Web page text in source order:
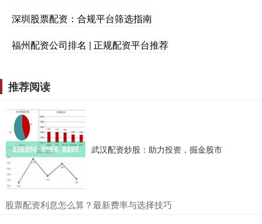
深圳股票配资：合规平台筛选指南
福州配资公司排名 | 正规配资平台推荐
推荐阅读
武汉配资炒股：助力投资，掘金股市
​股票配资利息怎么算？最新费率与选择技巧